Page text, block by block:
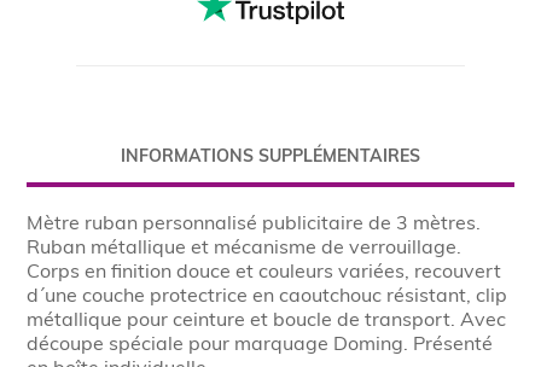
INFORMATIONS SUPPLÉMENTAIRES
Mètre ruban personnalisé publicitaire de 3 mètres.
Ruban métallique et mécanisme de verrouillage.
Corps en finition douce et couleurs variées, recouvert
d´une couche protectrice en caoutchouc résistant, clip
métallique pour ceinture et boucle de transport. Avec
découpe spéciale pour marquage Doming. Présenté